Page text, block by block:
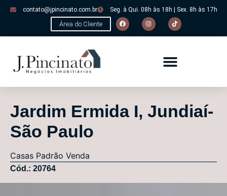
contato@jpincinato.com.br Seg. à Qui. 08h às 18h | Sex. 8h às 17h
Área do Cliente
Jardim Ermida I, Jundiaí-
São Paulo
Casas Padrão Venda
Cód.: 20764